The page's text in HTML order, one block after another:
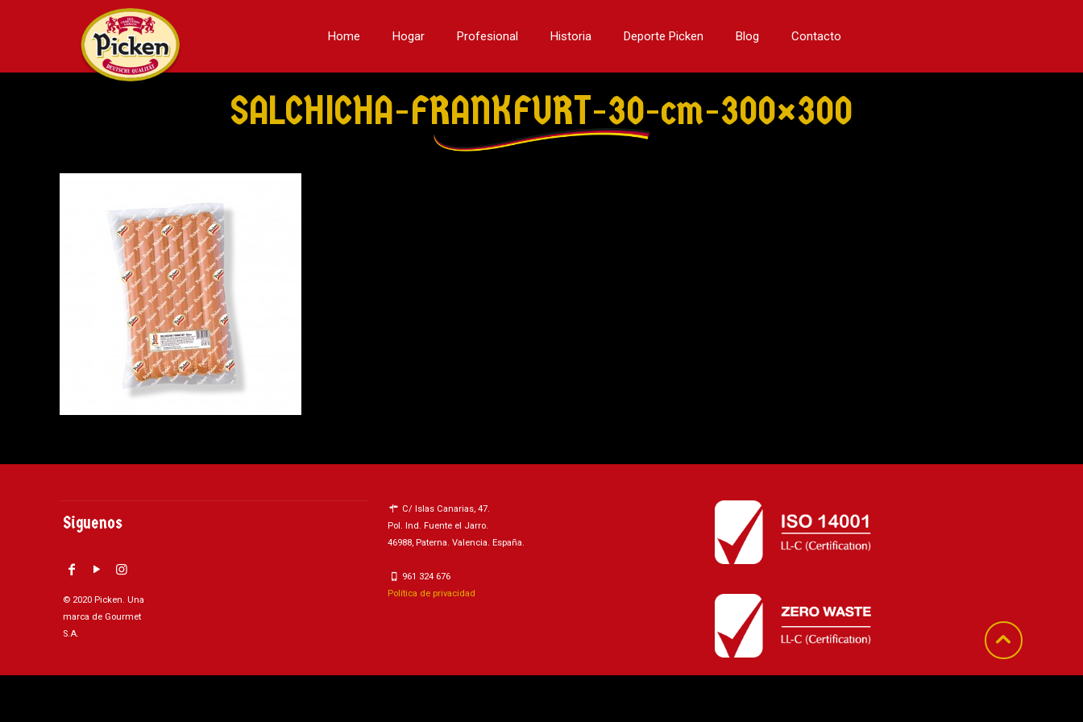
Home Hogar Profesional Historia Deporte Picken Blog Contacto
SALCHICHA-FRANKFURT-30-cm-300×300
Siguenos
© 2020 Picken. Una
marca de Gourmet
S.A.
C/ Islas Canarias, 47.
Pol. Ind. Fuente el Jarro.
46988, Paterna. Valencia. España.
961 324 676
Política de privacidad